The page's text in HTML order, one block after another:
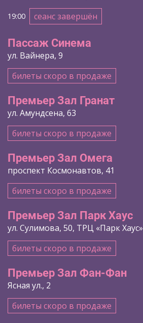
19:00 сеанс завершён
Пассаж Синема
ул. Вайнера, 9
билеты скоро в продаже
Премьер Зал Гранат
ул. Амундсена, 63
билеты скоро в продаже
Премьер Зал Омега
проспект Космонавтов, 41
билеты скоро в продаже
Премьер Зал Парк Хаус
ул. Сулимова, 50, ТРЦ «Парк Хаус»
билеты скоро в продаже
Премьер Зал Фан-Фан
Ясная ул., 2
билеты скоро в продаже